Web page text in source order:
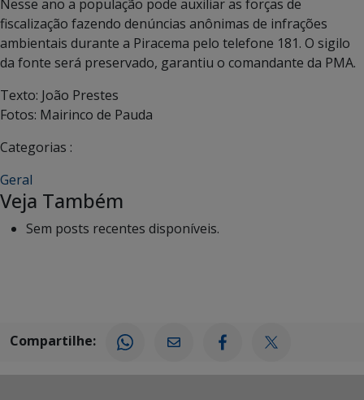
Nesse ano a população pode auxiliar as forças de
fiscalização fazendo denúncias anônimas de infrações
ambientais durante a Piracema pelo telefone 181. O sigilo
da fonte será preservado, garantiu o comandante da PMA.
Texto: João Prestes
Fotos: Mairinco de Pauda
Categorias :
Geral
Veja Também
Sem posts recentes disponíveis.
Compartilhe: